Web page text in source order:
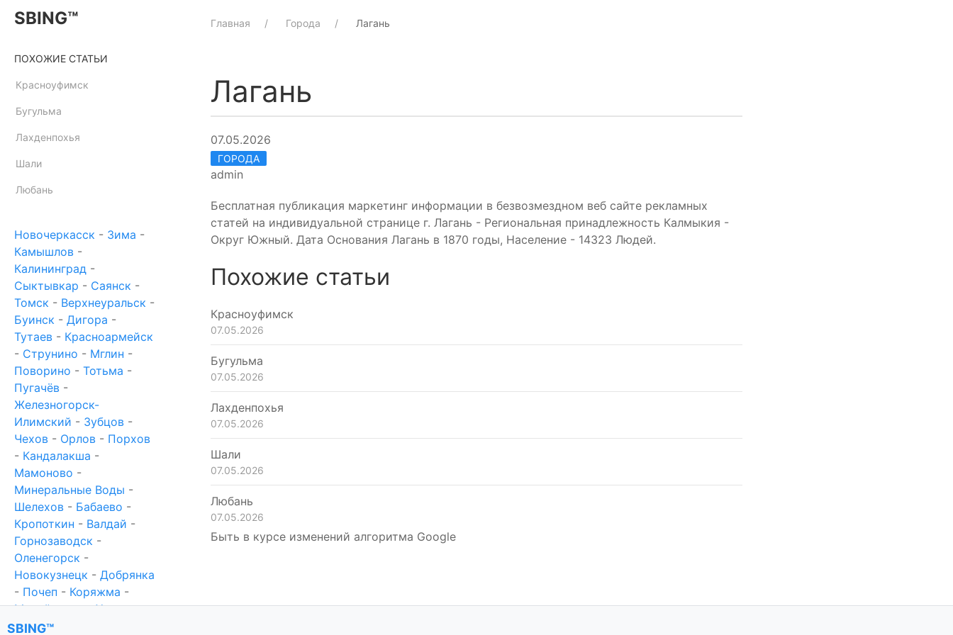
SBING™
ПОХОЖИЕ СТАТЬИ
Красноуфимск
Бугульма
Лахденпохья
Шали
Любань
Новочеркасск - Зима -
Камышлов -
Калининград -
Сыктывкар - Саянск -
Томск - Верхнеуральск -
Буинск - Дигора -
Тутаев - Красноармейск
- Струнино - Мглин -
Поворино - Тотьма -
Пугачёв -
Железногорск-
Илимский - Зубцов -
Чехов - Орлов - Порхов
- Кандалакша -
Мамоново -
Минеральные Воды -
Шелехов - Бабаево -
Кропоткин - Валдай -
Горнозаводск -
Оленегорск -
Новокузнецк - Добрянка
- Почеп - Коряжма -
Михайловка-Ханты-
Мансийск
Главная Города Лагань
Лагань
07.05.2026
ГОРОДА
admin
Бесплатная публикация маркетинг информации в безвозмездном веб сайте рекламных
статей на индивидуальной странице г. Лагань - Региональная принадлежность Калмыкия -
Округ Южный. Дата Основания Лагань в 1870 годы, Население - 14323 Людей.
Похожие статьи
Красноуфимск
07.05.2026
Бугульма
07.05.2026
Лахденпохья
07.05.2026
Шали
07.05.2026
Любань
07.05.2026
Быть в курсе изменений алгоритма Google
SBING™